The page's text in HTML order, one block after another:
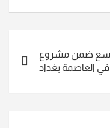
ضمن مشروع
في العاصمة بغداد